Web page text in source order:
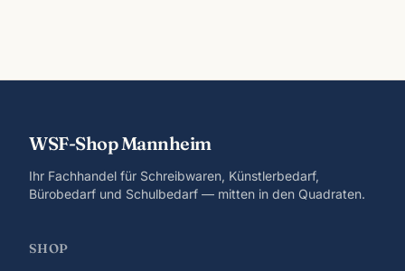
WSF-Shop Mannheim
Ihr Fachhandel für Schreibwaren, Künstlerbedarf,
Bürobedarf und Schulbedarf — mitten in den Quadraten.
SHOP